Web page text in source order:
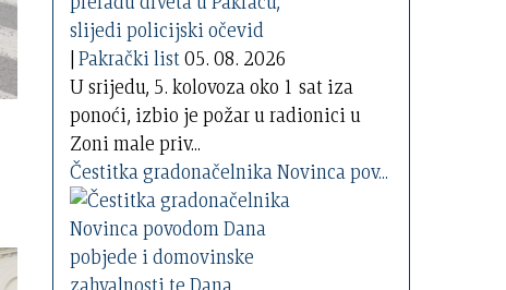
|Pakrački list05. 08. 2026
U srijedu, 5. kolovoza oko 1 sat iza
ponoći, izbio je požar u radionici u
Zoni male priv...
Čestitka gradonačelnika Novinca pov...